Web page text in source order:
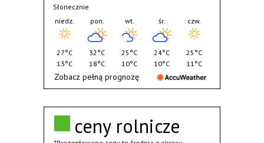
ceny rolnicze
Słonecznie
niedz.
27°C
13°C
pon.
32°C
18°C
wt.
25°C
10°C
śr.
24°C
10°C
czw.
25°C
11°C
Zobacz pełną prognozę